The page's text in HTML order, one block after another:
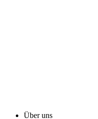
Über uns